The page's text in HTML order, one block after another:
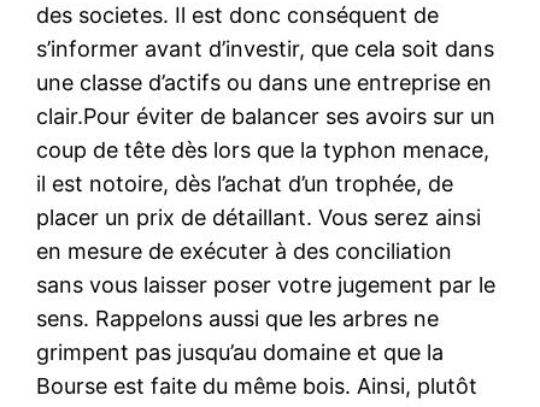
des societes. Il est donc conséquent de
s’informer avant d’investir, que cela soit dans
une classe d’actifs ou dans une entreprise en
clair.Pour éviter de balancer ses avoirs sur un
coup de tête dès lors que la typhon menace,
il est notoire, dès l’achat d’un trophée, de
placer un prix de détaillant. Vous serez ainsi
en mesure de exécuter à des conciliation
sans vous laisser poser votre jugement par le
sens. Rappelons aussi que les arbres ne
grimpent pas jusqu’au domaine et que la
Bourse est faite du même bois. Ainsi, plutôt